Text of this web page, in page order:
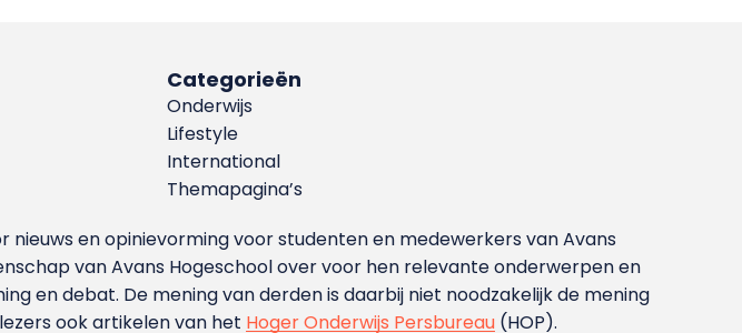
Categorieën
Onderwijs
Lifestyle
International
Themapagina’s
en opinievorming voor studenten en medewerkers van Avans
van Avans Hogeschool over voor hen relevante onderwerpen en
en debat. De mening van derden is daarbij niet noodzakelijk de mening
ook artikelen van het Hoger Onderwijs Persbureau (HOP).